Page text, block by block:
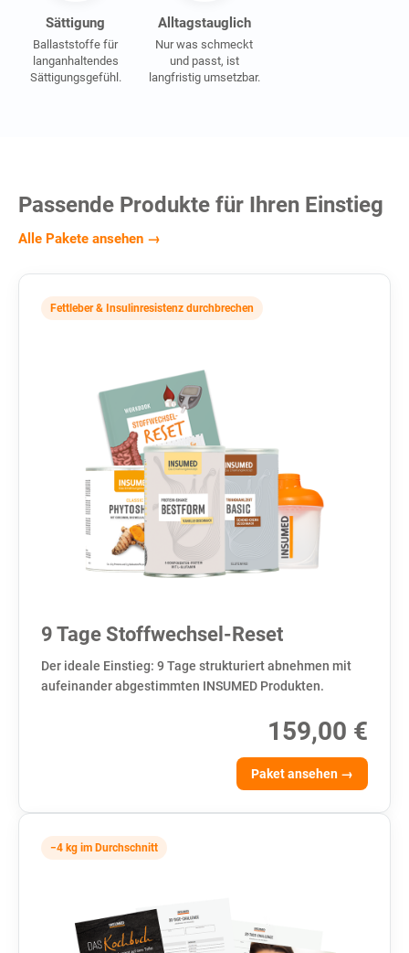
Sättigung
Ballaststoffe für
langanhaltendes
Sättigungsgefühl.
Alltagstauglich
Nur was schmeckt
und passt, ist
langfristig umsetzbar.
Passende Produkte für Ihren Einstieg
Alle Pakete ansehen →
Fettleber & Insulinresistenz durchbrechen
9 Tage Stoffwechsel-Reset
Der ideale Einstieg: 9 Tage strukturiert abnehmen mit
aufeinander abgestimmten INSUMED Produkten.
159,00 €
Paket ansehen →
−4 kg im Durchschnitt